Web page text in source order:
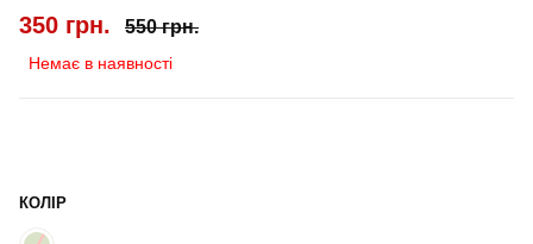
350 грн. 550 грн.
Немає в наявності
КОЛІР